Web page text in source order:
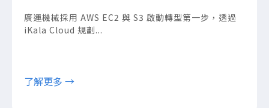
廣運機械採用 AWS EC2 與 S3 啟動轉型第一步，透過
iKala Cloud 規劃...
了解更多 →